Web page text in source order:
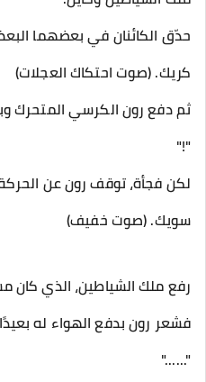
حدّق الكائنان في بعضهما
كريك. (صوت احتكاك العجلات)
ثم دفع رون الكرسي المتحرك
"!"
لكن فجأة، توقف رون عن
سويك. (صوت خفيف)
رفع ملك الشياطين، الذي كان
فشعر رون بدفع الهواء له
"......"